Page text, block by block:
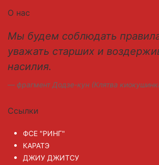
О нас
Мы будем соблюдать
уважать старших и
насилия.
фрагмент Додзе-кун (Клятва
Ссылки
ФСЕ "РИНГ"
КАРАТЭ
ДЖИУ ДЖИТСУ